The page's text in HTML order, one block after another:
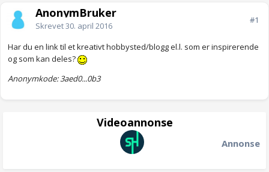
AnonymBruker
Skrevet30. april 2016
#1
Har du en link til et kreativt hobbysted/blogg el.l. som er inspirerende
og som kan deles?
Anonymkode: 3aed0...0b3
Videoannonse
Annonse